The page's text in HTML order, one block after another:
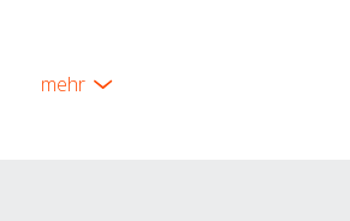
mehr